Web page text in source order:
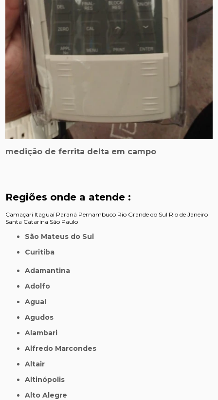
medição de ferrita delta em campo
Regiões onde a atende :
Camaçari Itaguaí Paraná Pernambuco Rio Grande do Sul Rio de Janeiro
Santa Catarina São Paulo
São Mateus do Sul
Curitiba
Adamantina
Adolfo
Aguaí
Agudos
Alambari
Alfredo Marcondes
Altair
Altinópolis
Alto Alegre